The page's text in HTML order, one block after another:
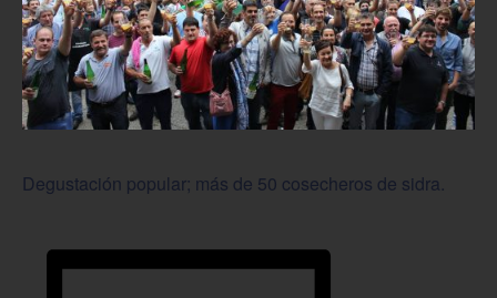
Degustación popular; más de 50 cosecheros de sidra.